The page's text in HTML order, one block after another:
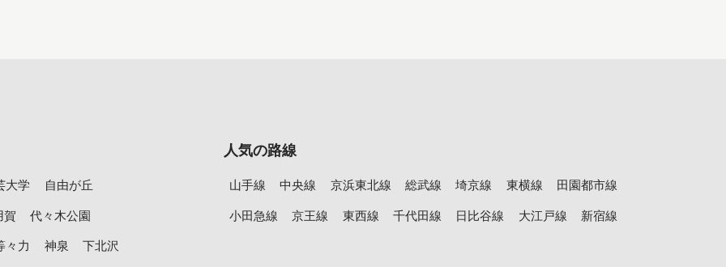
大学
自由が丘
賀
代々木公園
々力
神泉 下北沢
人気の路線
山手線 中央線 京浜東北線 総武線 埼京線 東横線
田園都市線
小田急線
京王線 東西線 千代田線 日比谷線 大江戸線 新宿線